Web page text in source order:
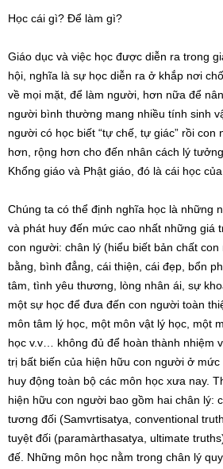
Học cái gì? Để làm gì?
Giáo dục và việc học được diễn ra trong
hội, nghĩa là sự học diễn ra ở khắp nơi
về mọi mặt, để làm người, hơn nữa để
người bình thường mang nhiều tính sinh
người có học biết “tự chế, tự giác” rồi
hơn, rộng hơn cho đến nhân cách lý
Khổng giáo và Phật giáo, đó là cái học
Chúng ta có thể định nghĩa học là những
và phát huy đến mức cao nhất những giá
con người: chân lý (hiểu biết bản chất
bằng, bình đẳng, cái thiện, cái đẹp, bổn
tâm, tình yêu thương, lòng nhân ái, sự
một sự học để đưa đến con người toàn
môn tâm lý học, một môn vật lý học, một
học v.v… không đủ để hoàn thành nhiệm
trị bất biến của hiện hữu con người ở
huy động toàn bộ các môn học xưa nay.
hiện hữu con người bao gồm hai chân lý:
tương đối (Samvrtisatya, conventional
tuyệt đối (paramàrthasatya, ultimate
đế. Những môn học nằm trong chân lý